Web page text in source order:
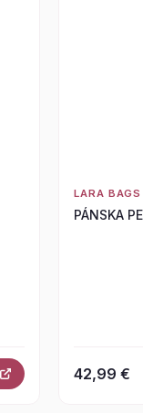
LARA BAGS
PÁNSKA
42,99 €